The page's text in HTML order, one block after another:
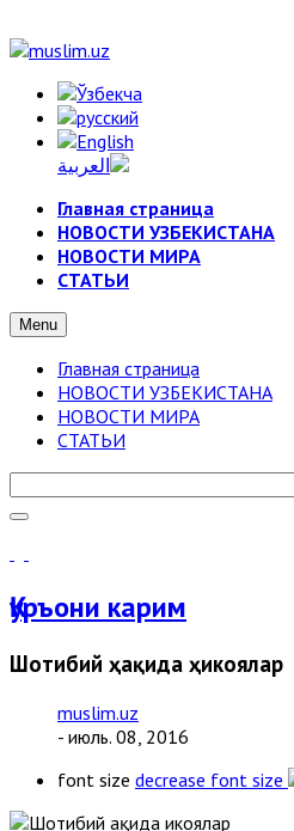
Главная страница
НОВОСТИ УЗБЕКИСТАНА
НОВОСТИ МИРА
СТАТЬИ
Menu
Главная страница
НОВОСТИ УЗБЕКИСТАНА
НОВОСТИ МИРА
СТАТЬИ
Қуръони карим
Шотибий ҳақида ҳикоялар
muslim.uz
- июль. 08, 2016
font size decrease font size